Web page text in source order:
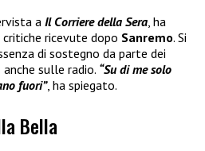
aIl Corriere della Sera, ha
ricevute dopo Sanremo. Si
di sostegno da parte dei
sulle radio. “Su di me solo
fuori”, ha spiegato.
Bella